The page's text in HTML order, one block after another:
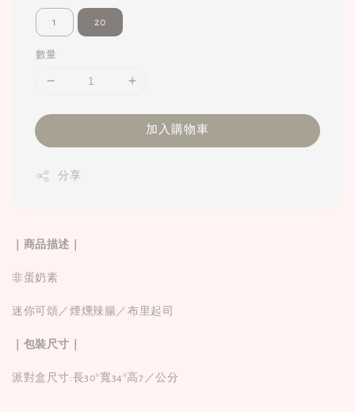
1 20
數量
加入購物車
分享
｜商品描述｜
非蛋奶素
迷你可頌／煙燻辣腸／布里起司
｜包裝尺寸｜
派對盒尺寸:長30*寬34*高7／公分